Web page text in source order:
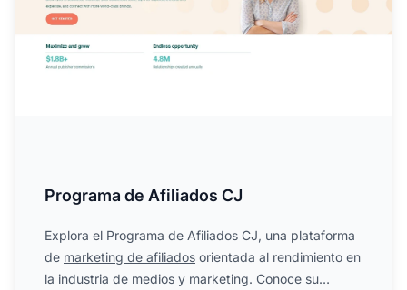
Programa de Afiliados CJ
Explora el Programa de Afiliados CJ, una plataforma
de marketing de afiliados orientada al rendimiento en
la industria de medios y marketing. Conoce su